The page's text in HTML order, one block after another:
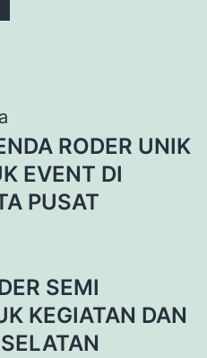
RODER UNIK
EVENT DI
PUSAT
SEMI
KEGIATAN DAN